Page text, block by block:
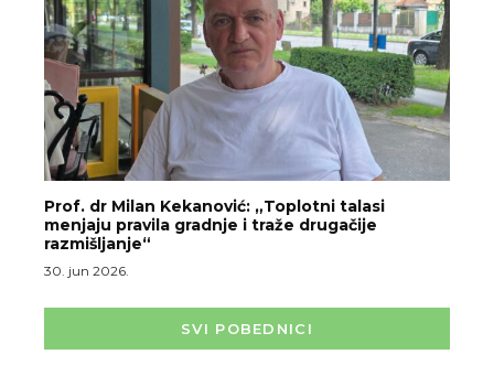
Prof. dr Milan Kekanović: „Toplotni talasi
menjaju pravila gradnje i traže drugačije
razmišljanje“
30. jun 2026.
SVI POBEDNICI